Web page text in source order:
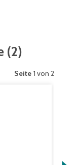
(2)
Seite 1 von 2